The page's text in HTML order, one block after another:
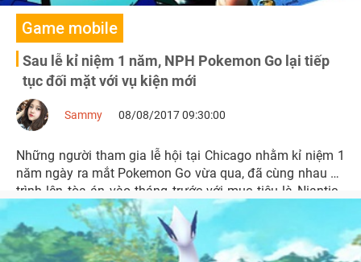
Game mobile
Sau lễ kỉ niệm 1 năm, NPH Pokemon Go lại tiếp
tục đối mặt với vụ kiện mới
Sammy 08/08/2017 09:30:00
Những người tham gia lễ hội tại Chicago nhằm kỉ niệm 1
năm ngày ra mắt Pokemon Go vừa qua, đã cùng nhau đệ
trình lên tòa án vào tháng trước với mục tiêu là Niantic -
NPH tựa game nổi tiếng này.